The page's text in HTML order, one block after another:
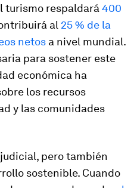
turismo respaldará 400
al 25 % de la
netos a nivel mundial.
para sostener este
económica ha
los recursos
y las comunidades
pero también
sostenible. Cuando